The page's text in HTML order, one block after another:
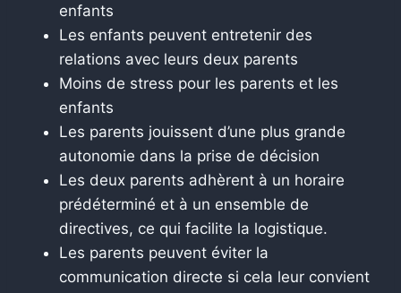
enfants
Les enfants peuvent entretenir des
relations avec leurs deux parents
Moins de stress pour les parents et les
enfants
Les parents jouissent d’une plus grande
autonomie dans la prise de décision
Les deux parents adhèrent à un horaire
prédéterminé et à un ensemble de
directives, ce qui facilite la logistique.
Les parents peuvent éviter la
communication directe si cela leur convient